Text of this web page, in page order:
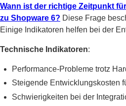
Wann ist der richtige Zeitpunkt
zu Shopware 6? Diese Frage
Einige Indikatoren helfen bei der
Technische Indikatoren:
Performance-Probleme trotz
Steigende Entwicklungskosten
Schwierigkeiten bei der